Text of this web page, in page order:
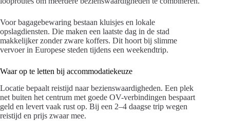
Voor bagagebewaring bestaan kluisjes en lokale
opslagdiensten. Die maken een laatste dag in de stad
makkelijker zonder zware koffers. Dit hoort bij slimme
vervoer in Europese steden tijdens een weekendtrip.
Waar op te letten bij accommodatiekeuze
Locatie bepaalt reistijd naar bezienswaardigheden. Een plek
net buiten het centrum met goede OV-verbindingen bespaart
geld en levert vaak rust op. Bij een 2–4 daagse trip wegen
reistijd en prijs zwaar mee.